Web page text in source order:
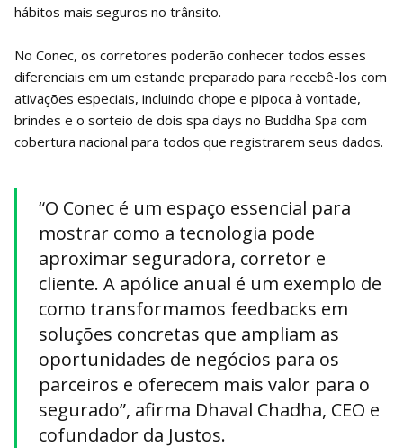
hábitos mais seguros no trânsito.
No Conec, os corretores poderão conhecer todos esses
diferenciais em um estande preparado para recebê-los com
ativações especiais, incluindo chope e pipoca à vontade,
brindes e o sorteio de dois spa days no Buddha Spa com
cobertura nacional para todos que registrarem seus dados.
“O Conec é um espaço essencial para
mostrar como a tecnologia pode
aproximar seguradora, corretor e
cliente. A apólice anual é um exemplo de
como transformamos feedbacks em
soluções concretas que ampliam as
oportunidades de negócios para os
parceiros e oferecem mais valor para o
segurado”, afirma Dhaval Chadha, CEO e
cofundador da Justos.